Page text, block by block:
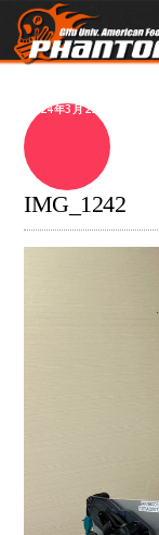
2024年3月29日
IMG_1242